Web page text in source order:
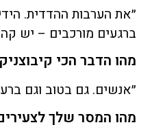
״את הערבות ההדדית.
ברגעים מורכבים – יש
מהו הדבר הכי
״אנשים. גם בטוב וגם
מהו המסר שלך